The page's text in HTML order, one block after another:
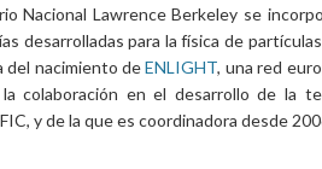
Nacional Lawrence Berkeley se
desarrolladas para la física de
del nacimiento deENLIGHT, una red
colaboración en el desarrollo de la
y de la que es coordinadora desde